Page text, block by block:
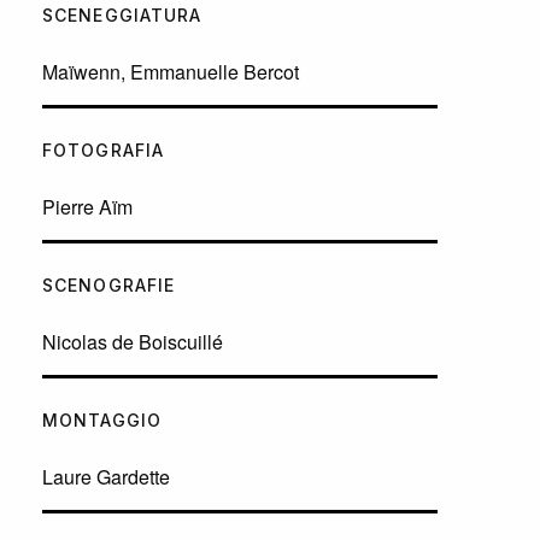
SCENEGGIATURA
Maïwenn, Emmanuelle Bercot
FOTOGRAFIA
Pierre Aïm
SCENOGRAFIE
Nicolas de Boiscuillé
MONTAGGIO
Laure Gardette